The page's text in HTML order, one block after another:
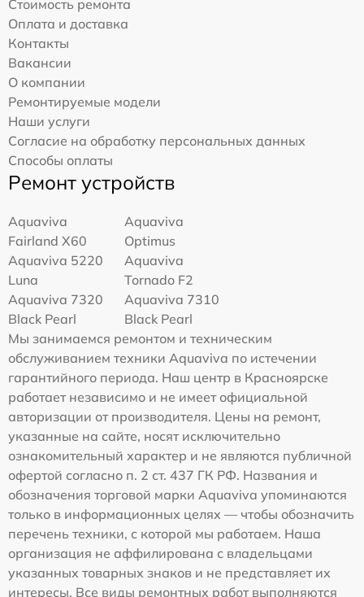
Стоимость ремонта
Оплата и доставка
Контакты
Вакансии
О компании
Ремонтируемые модели
Наши услуги
Согласие на обработку персональных данных
Способы оплаты
Ремонт устройств
Aquaviva
Fairland X60
Aquaviva
Optimus
Aquaviva 5220
Luna
Aquaviva
Tornado F2
Aquaviva 7320
Black Pearl
Aquaviva 7310
Black Pearl
Мы занимаемся ремонтом и техническим
обслуживанием техники Aquaviva по истечении
гарантийного периода. Наш центр в Красноярске
работает независимо и не имеет официальной
авторизации от производителя. Цены на ремонт,
указанные на сайте, носят исключительно
ознакомительный характер и не являются публичной
офертой согласно п. 2 ст. 437 ГК РФ. Названия и
обозначения торговой марки Aquaviva упоминаются
только в информационных целях — чтобы обозначить
перечень техники, с которой мы работаем. Наша
организация не аффилирована с владельцами
указанных товарных знаков и не представляет их
интересы. Все виды ремонтных работ выполняются